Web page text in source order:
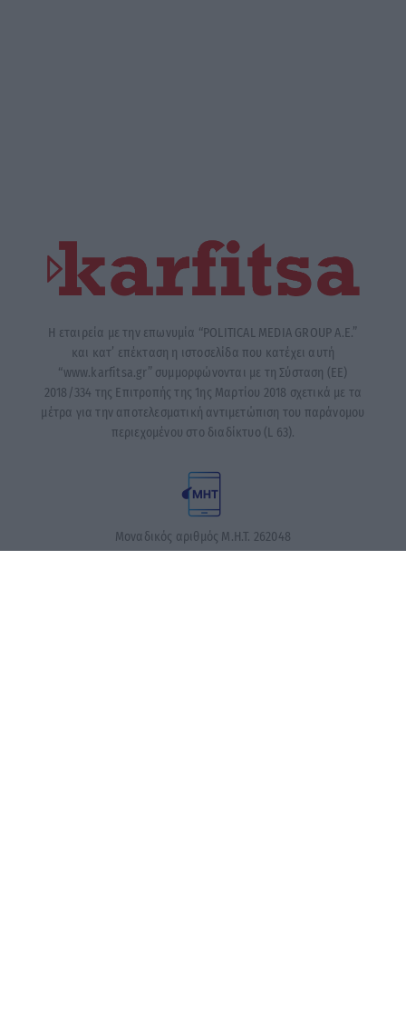
Η εταιρεία με την επωνυμία “POLITICAL MEDIA GROUP A.E.”
και κατ’ επέκταση η ιστοσελίδα που κατέχει αυτή
“www.karfitsa.gr” συμμορφώνονται με τη Σύσταση (ΕΕ)
2018/334 της Επιτροπής της 1ης Μαρτίου 2018 σχετικά με τα
μέτρα για την αποτελεσματική αντιμετώπιση του παράνομου
περιεχομένου στο διαδίκτυο (L 63).
Μοναδικός αριθμός Μ.Η.Τ. 262048